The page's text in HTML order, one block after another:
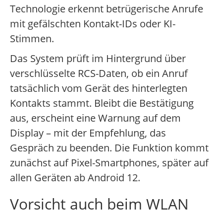
Technologie erkennt betrügerische Anrufe
mit gefälschten Kontakt-IDs oder KI-
Stimmen.
Das System prüft im Hintergrund über
verschlüsselte RCS-Daten, ob ein Anruf
tatsächlich vom Gerät des hinterlegten
Kontakts stammt. Bleibt die Bestätigung
aus, erscheint eine Warnung auf dem
Display – mit der Empfehlung, das
Gespräch zu beenden. Die Funktion kommt
zunächst auf Pixel-Smartphones, später auf
allen Geräten ab Android 12.
Vorsicht auch beim WLAN